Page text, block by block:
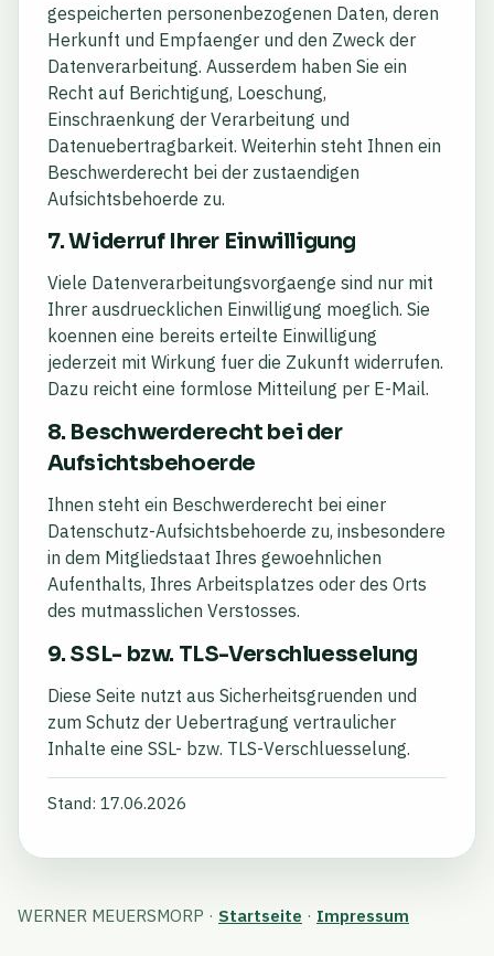
gespeicherten personenbezogenen Daten, deren
Herkunft und Empfaenger und den Zweck der
Datenverarbeitung. Ausserdem haben Sie ein
Recht auf Berichtigung, Loeschung,
Einschraenkung der Verarbeitung und
Datenuebertragbarkeit. Weiterhin steht Ihnen ein
Beschwerderecht bei der zustaendigen
Aufsichtsbehoerde zu.
7. Widerruf Ihrer Einwilligung
Viele Datenverarbeitungsvorgaenge sind nur mit
Ihrer ausdruecklichen Einwilligung moeglich. Sie
koennen eine bereits erteilte Einwilligung
jederzeit mit Wirkung fuer die Zukunft widerrufen.
Dazu reicht eine formlose Mitteilung per E-Mail.
8. Beschwerderecht bei der
Aufsichtsbehoerde
Ihnen steht ein Beschwerderecht bei einer
Datenschutz-Aufsichtsbehoerde zu, insbesondere
in dem Mitgliedstaat Ihres gewoehnlichen
Aufenthalts, Ihres Arbeitsplatzes oder des Orts
des mutmasslichen Verstosses.
9. SSL- bzw. TLS-Verschluesselung
Diese Seite nutzt aus Sicherheitsgruenden und
zum Schutz der Uebertragung vertraulicher
Inhalte eine SSL- bzw. TLS-Verschluesselung.
Stand: 17.06.2026
WERNER MEUERSMORP · Startseite · Impressum